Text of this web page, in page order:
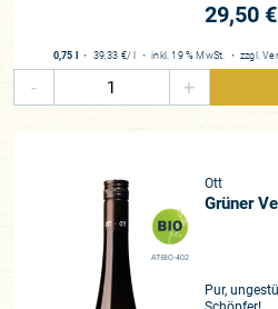
29,50 €
0,75 l ・ 39,33 €/ l ・inkl. 19 % MwSt. ・ zzgl.
- +
AT-BIO-402
Ott
Grüner
Pur,